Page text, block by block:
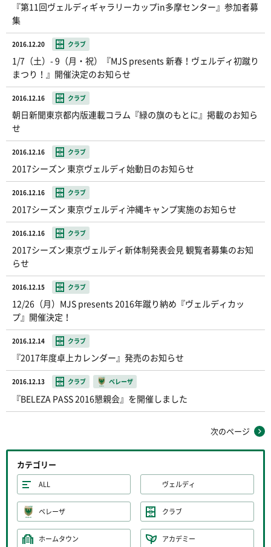
『第11回ヴェルディギャラリーカップin多摩センター』参加者募
集
2016.12.20 クラブ
1/7（土）- 9（月・祝）『MJS presents 新春！ヴェルディ初蹴り
まつり！』開催決定のお知らせ
2016.12.16 クラブ
朝日新聞東京都内版連載コラム『緑の旗のもとに』掲載のお知ら
せ
2016.12.16 クラブ
2017シーズン 東京ヴェルディ始動日のお知らせ
2016.12.16 クラブ
2017シーズン 東京ヴェルディ沖縄キャンプ実施のお知らせ
2016.12.16 クラブ
2017シーズン東京ヴェルディ新体制発表会見 観覧者募集のお知
らせ
2016.12.15 クラブ
12/26（月）MJS presents 2016年蹴り納め『ヴェルディカッ
プ』開催決定！
2016.12.14 クラブ
『2017年度卓上カレンダー』発売のお知らせ
2016.12.13 クラブ ベレーザ
『BELEZA PASS 2016懇親会』を開催しました
次のページ
カテゴリー
ALL ヴェルディ
ベレーザ クラブ
ホームタウン アカデミー